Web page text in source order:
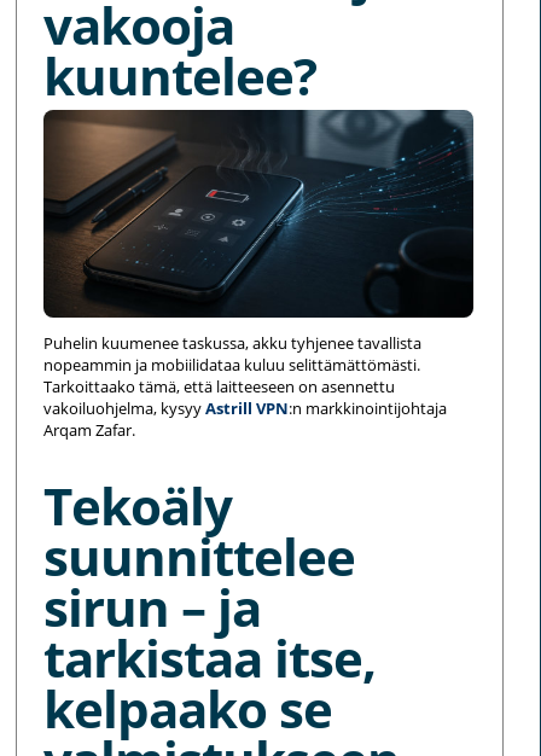
vakooja
kuuntelee?
Puhelin kuumenee taskussa, akku tyhjenee tavallista
nopeammin ja mobiilidataa kuluu selittämättömästi.
Tarkoittaako tämä, että laitteeseen on asennettu
vakoiluohjelma, kysyyAstrill VPN:n markkinointijohtaja
Arqam Zafar.
Tekoäly
suunnittelee
sirun – ja
tarkistaa itse,
kelpaako se